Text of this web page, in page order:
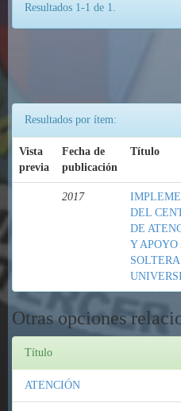
Resultados 1-1 de 1.
Resultados por ítem:
Vista
previa
Fecha de
publicación
Título
2017
DEL
DE
Y
SOLTERA
Otras opciones
Título
ATENCIÓN